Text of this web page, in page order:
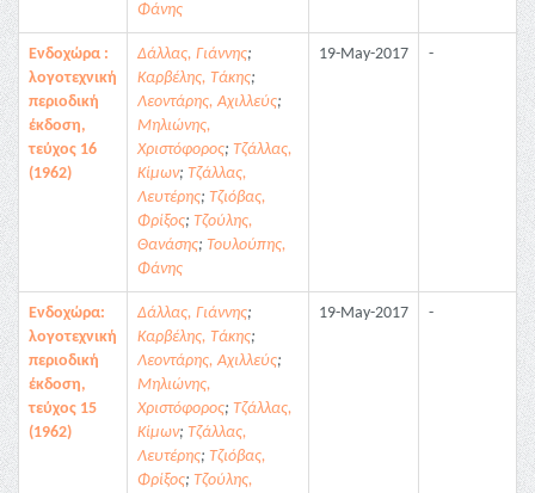
Φάνης
Ενδοχώρα :
λογοτεχνική
περιοδική
έκδοση,
τεύχος 16
(1962)
Δάλλας, Γιάννης;
Καρβέλης, Τάκης;
Λεοντάρης, Αχιλλεύς;
Μηλιώνης,
Χριστόφορος; Τζάλλας,
Κίμων; Τζάλλας,
Λευτέρης; Τζιόβας,
Φρίξος; Τζούλης,
Θανάσης; Τουλούπης,
Φάνης
19-May-2017 -
Ενδοχώρα:
λογοτεχνική
περιοδική
έκδοση,
τεύχος 15
(1962)
Δάλλας, Γιάννης;
Καρβέλης, Τάκης;
Λεοντάρης, Αχιλλεύς;
Μηλιώνης,
Χριστόφορος; Τζάλλας,
Κίμων; Τζάλλας,
Λευτέρης; Τζιόβας,
Φρίξος; Τζούλης,
19-May-2017 -